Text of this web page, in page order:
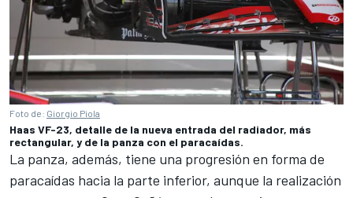
Foto de: Giorgio Piola
Haas VF-23, detalle de la nueva entrada del radiador, más
rectangular, y de la panza con el paracaídas.
La panza, además, tiene una progresión en forma de
paracaídas hacia la parte inferior, aunque la realización